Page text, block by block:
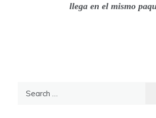
llega en el mismo